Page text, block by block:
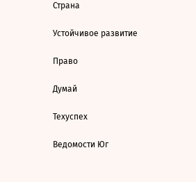
Страна
Устойчивое развитие
Право
Думай
Техуспех
Ведомости Юг